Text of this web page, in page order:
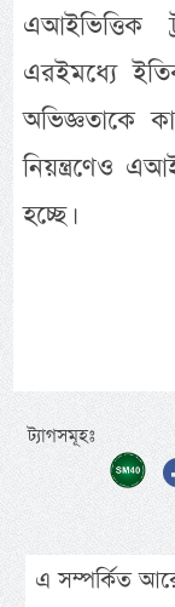
এআইভিত্তিক
এরইমধ্যে
অভিজ্ঞতাকে
নিয়ন্ত্রণেও
হচ্ছে।
ট্যাগসমূহঃ
এ সম্পর্কিত